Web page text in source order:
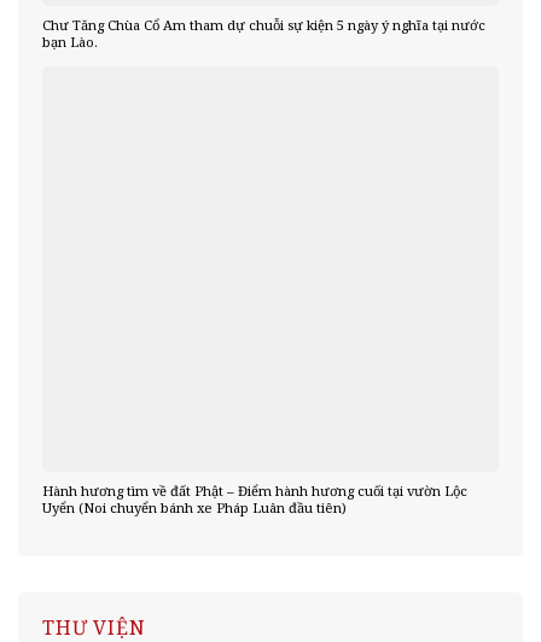
Chư Tăng Chùa Cổ Am tham dự chuỗi sự kiện 5 ngày ý nghĩa tại nước
bạn Lào.
Hành hương tìm về đất Phật – Điểm hành hương cuối tại vườn Lộc
Uyển (Noi chuyển bánh xe Pháp Luân đầu tiên)
THƯ VIỆN